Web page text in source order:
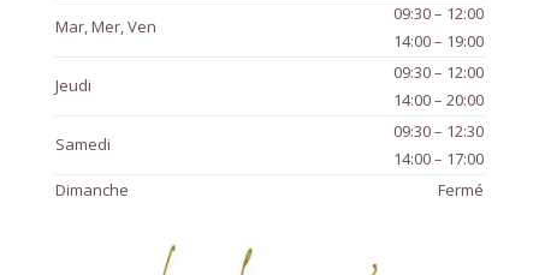
Mar, Mer, Ven
09:30 – 12:00
14:00 – 19:00
Jeudi
09:30– 12:00
14:00– 20:00
Samedi
09:30– 12:30
14:00– 17:00
Dimanche
Fermé